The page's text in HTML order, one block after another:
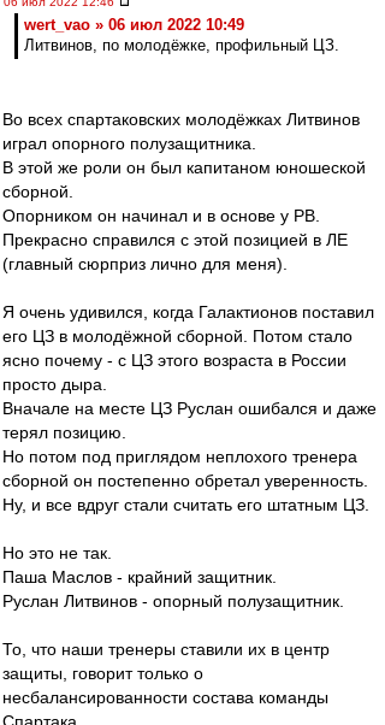
wert_vao » 06 июл 2022 10:49
Литвинов, по молодёжке, профильный ЦЗ.
Во всех спартаковских молодёжках Литвинов
играл опорного полузащитника.
В этой же роли он был капитаном юношеской
сборной.
Опорником он начинал и в основе у РВ.
Прекрасно справился с этой позицией в ЛЕ
(главный сюрприз лично для меня).
Я очень удивился, когда Галактионов поставил
его ЦЗ в молодёжной сборной. Потом стало
ясно почему - с ЦЗ этого возраста в России
просто дыра.
Вначале на месте ЦЗ Руслан ошибался и даже
терял позицию.
Но потом под приглядом неплохого тренера
сборной он постепенно обретал уверенность.
Ну, и все вдруг стали считать его штатным ЦЗ.
Но это не так.
Паша Маслов - крайний защитник.
Руслан Литвинов - опорный полузащитник.
То, что наши тренеры ставили их в центр
защиты, говорит только о
несбалансированности состава команды